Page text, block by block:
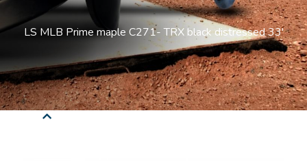
LS MLB Prime maple C271- TRX black distressed 33'